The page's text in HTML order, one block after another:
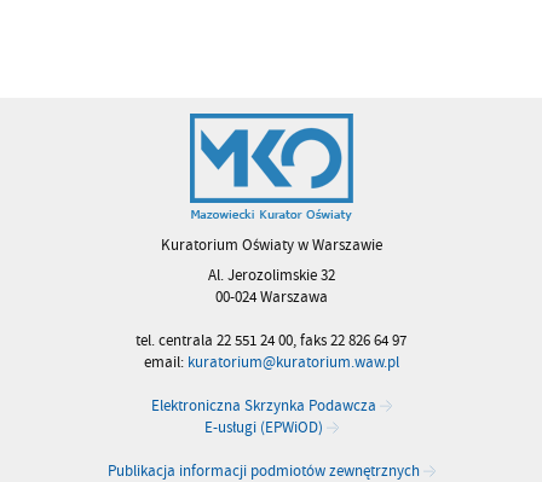
Kuratorium Oświaty w Warszawie
Al. Jerozolimskie 32
00-024 Warszawa
tel. centrala 22 551 24 00, faks 22 826 64 97
email: kuratorium@kuratorium.waw.pl
Elektroniczna Skrzynka Podawcza
E-usługi (EPWiOD)
Publikacja informacji podmiotów zewnętrznych